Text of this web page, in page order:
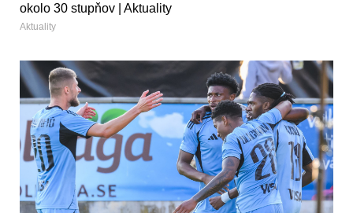
okolo 30 stupňov | Aktuality
Aktuality